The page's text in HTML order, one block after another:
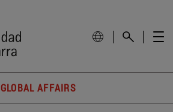
GLOBAL AFFAIRS